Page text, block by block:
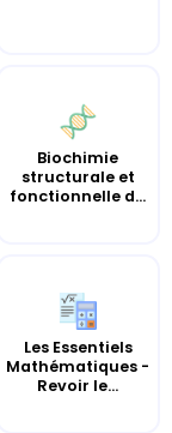
Biochimie
structurale et
fonctionnelle d...
Les Essentiels
Mathématiques -
Revoir le...